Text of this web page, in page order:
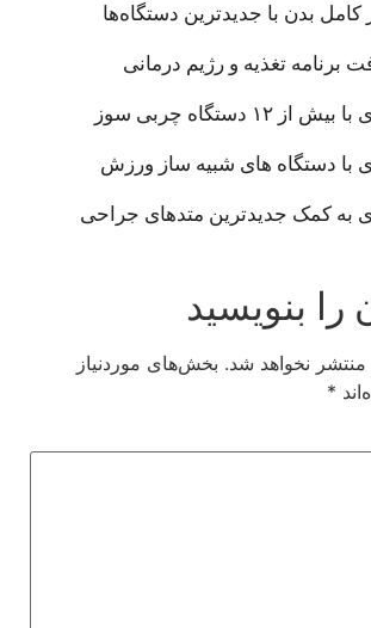
کامل بدن با جدیدترین دستگاه‌ها
برنامه تغذیه و رژیم درمانی
از ۱۲ دستگاه چربی سوز
با دستگاه های شبیه ساز ورزش
به کمک جدیدترین متدهای جراحی
را بنویسید
نخواهد شد. بخش‌های موردنیاز
*